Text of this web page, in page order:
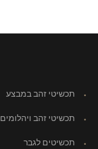
תכשיטי זהב במבצע
תכשיטי זהב ויהלומים
תכשיטים לגבר